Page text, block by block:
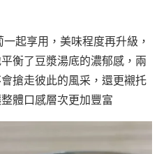
起享用，美味程度再升級，
衡了豆漿湯底的濃郁感，兩
搶走彼此的風采，還更襯托
體口感層次更加豐富